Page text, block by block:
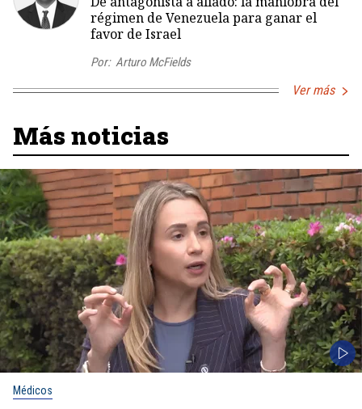
régimen de Venezuela para ganar el
favor de Israel
Por: Arturo McFields
Ver más
Más noticias
Médicos